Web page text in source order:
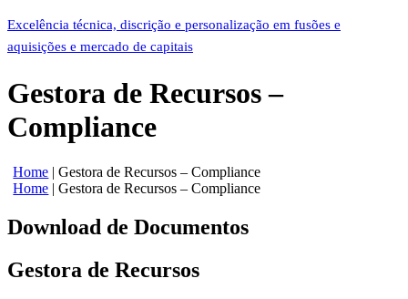
Excelência técnica, discrição e personalização em fusões e
aquisições e mercado de capitais
Gestora de Recursos –
Compliance
Home | Gestora de Recursos – Compliance
Home | Gestora de Recursos – Compliance
Download de Documentos
Gestora de Recursos